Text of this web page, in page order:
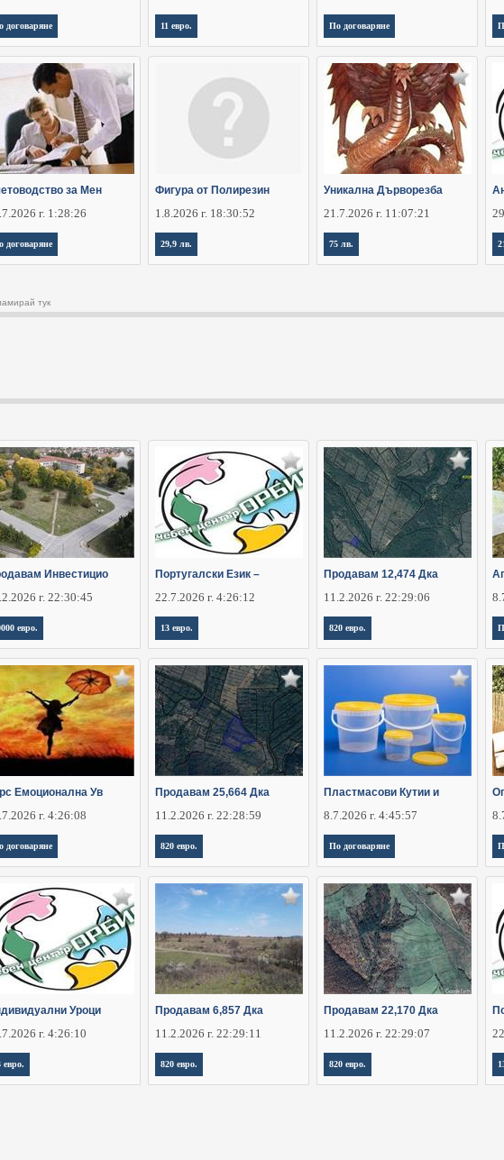
договаряне 11 евро. По договаряне
за Мен
г. 1:28:26
договаряне
Фигура от Полирезин
1.8.2026 г. 18:30:52
29,9 лв.
Уникална Дърворезба
21.7.2026 г. 11:07:21
75 лв.
тук
Инвестицио
г. 22:30:45
евро.
Португалски Език –
22.7.2026 г. 4:26:12
13 евро.
Продавам 12,474 Дка
11.2.2026 г. 22:29:06
820 евро.
Емоционална Ув
г. 4:26:08
договаряне
Продавам 25,664 Дка
11.2.2026 г. 22:28:59
820 евро.
Пластмасови Кутии и
8.7.2026 г. 4:45:57
По договаряне
Уроци
г. 4:26:10
евро.
Продавам 6,857 Дка
11.2.2026 г. 22:29:11
820 евро.
Продавам 22,170 Дка
11.2.2026 г. 22:29:07
820 евро.